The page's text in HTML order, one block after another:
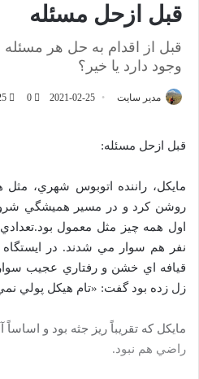
قبل ازحل مسئله
قبل از اقدام به حل هر مسئله
وجود دارد یا خیر؟
مدیر سایت 2021-02-25
0
قبل ازحل مسئله:
مايكل، راننده اتوبوس شهري،
روشن كرد و در مسير هميشگي شروع
اول همه چيز مثل معمول
نفر هم سوار مي شدند. در
قيافه اي خشن و رفتاري عجيب
زل زده بود گفت: «تام هيكل پولي
مايكل كه تقريباً ريز جثه بود و
راضي هم نبود.